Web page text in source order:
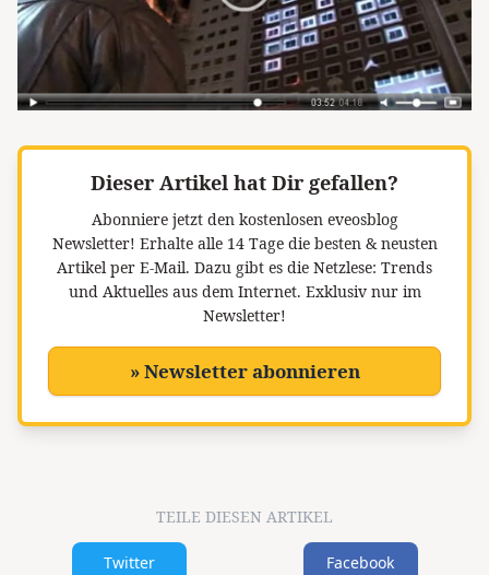
Dieser Artikel hat Dir gefallen?
Abonniere jetzt den kostenlosen eveosblog
Newsletter! Erhalte alle 14 Tage die besten & neusten
Artikel per E-Mail. Dazu gibt es die Netzlese: Trends
und Aktuelles aus dem Internet. Exklusiv nur im
Newsletter!
» Newsletter abonnieren
TEILE DIESEN ARTIKEL
Twitter Facebook